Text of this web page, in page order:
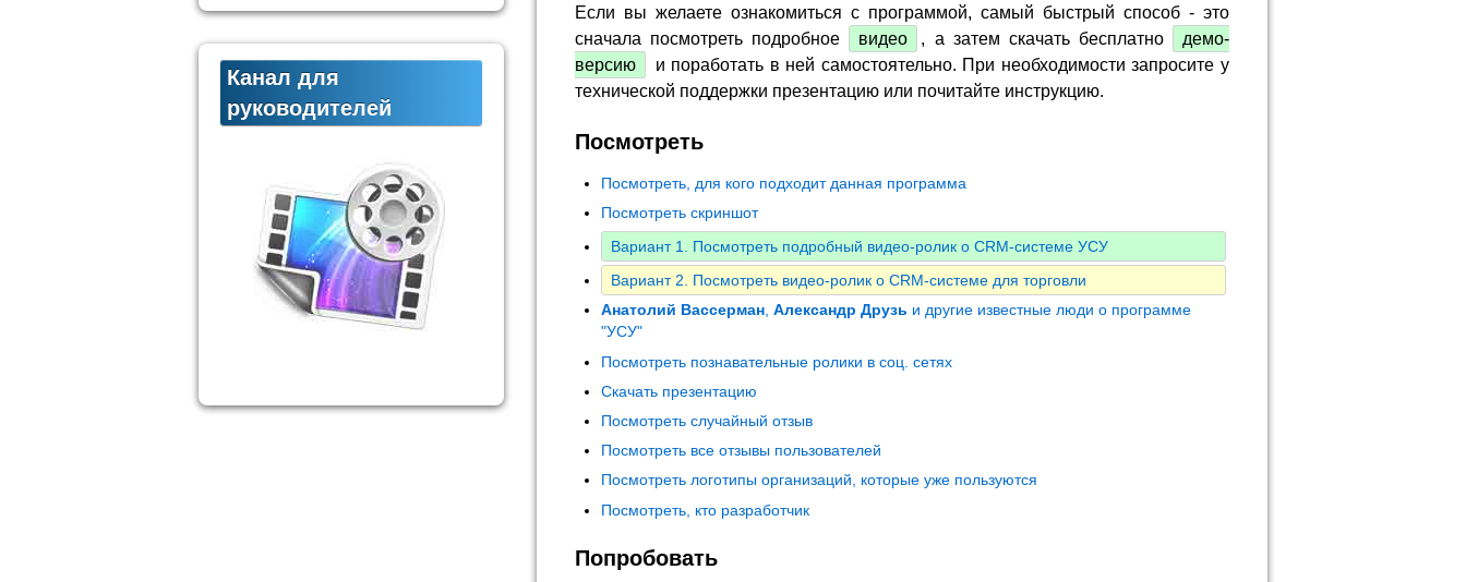
Если вы желаете ознакомиться с программой, самый быстрый способ - это
сначала посмотреть подробное
видео , а затем скачать бесплатно
демо-
версию
и поработать в ней самостоятельно. При необходимости запросите у
технической поддержки презентацию или почитайте инструкцию.
Посмотреть
Посмотреть, для кого подходит данная программа
Посмотреть скриншот
Вариант 1. Посмотреть подробный видео-ролик о CRM-системе УСУ
Вариант 2. Посмотреть видео-ролик о CRM-системе для торговли
Анатолий Вассерман, Александр Друзь и другие известные люди о программе
"УСУ"
Посмотреть познавательные ролики в соц. сетях
Скачать презентацию
Посмотреть случайный отзыв
Посмотреть все отзывы пользователей
Посмотреть логотипы организаций, которые уже пользуются
Посмотреть, кто разработчик
Попробовать
Канал для
руководителей